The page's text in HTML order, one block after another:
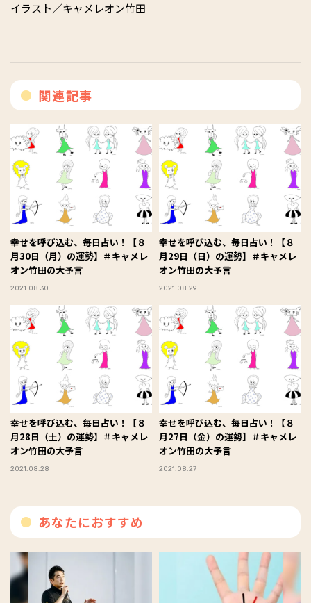
イラスト／キャメレオン竹田
関連記事
幸せを呼び込む、毎日占い！【８
月30日（月）の運勢】＃キャメレ
オン竹田の大予言
2021.08.30
幸せを呼び込む、毎日占い！【８
月29日（日）の運勢】＃キャメレ
オン竹田の大予言
2021.08.29
幸せを呼び込む、毎日占い！【８
月28日（土）の運勢】＃キャメレ
オン竹田の大予言
2021.08.28
幸せを呼び込む、毎日占い！【８
月27日（金）の運勢】＃キャメレ
オン竹田の大予言
2021.08.27
あなたにおすすめ